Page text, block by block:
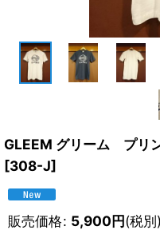
GLEEM グリーム プリ
[308-J]
販売価格: 5,900円(税別)